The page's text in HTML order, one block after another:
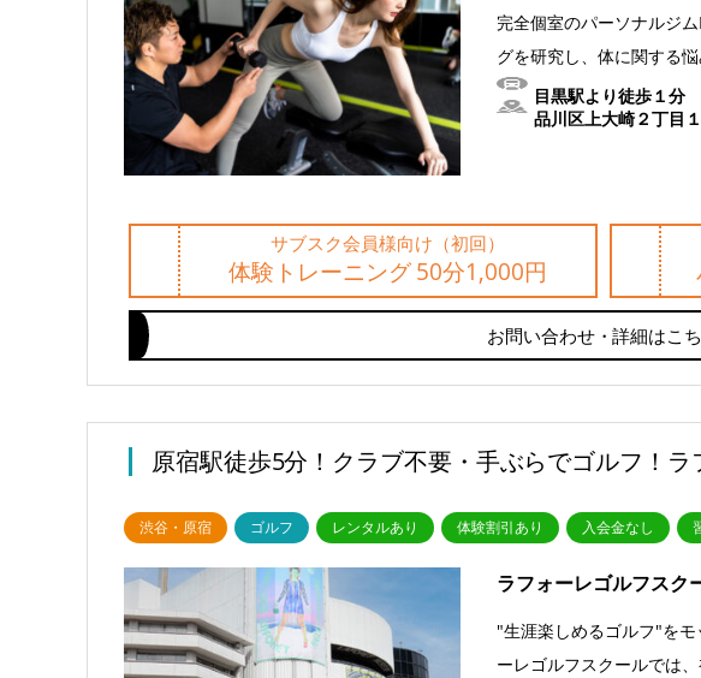
完全個室のパーソナルジ
グを研究し、体に関する
目黒駅より徒歩１分
品川区上大崎２丁目
サブスク会員様向け（初回）
体験トレーニング 50分1,000円
お問い合わせ・詳細はこ
原宿駅徒歩5分！クラブ不要・手ぶらでゴルフ！ラ
渋谷・原宿 ゴルフ レンタルあり 体験割引あり 入会金なし
ラフォーレゴルフスク
"生涯楽しめるゴルフ"を
ーレゴルフスクールでは